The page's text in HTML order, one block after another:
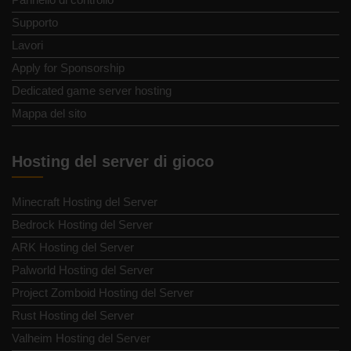
Supporto
Lavori
Apply for Sponsorship
Dedicated game server hosting
Mappa del sito
Hosting del server di gioco
Minecraft Hosting del Server
Bedrock Hosting del Server
ARK Hosting del Server
Palworld Hosting del Server
Project Zomboid Hosting del Server
Rust Hosting del Server
Valheim Hosting del Server